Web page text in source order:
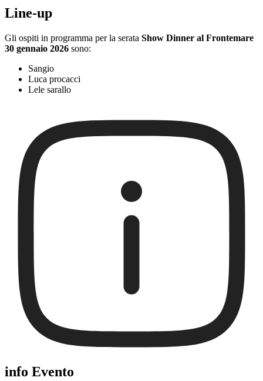
Line-up
Gli ospiti in programma per la serata Show Dinner al Frontemare
30 gennaio 2026 sono:
Sangio
Luca procacci
Lele sarallo
info Evento